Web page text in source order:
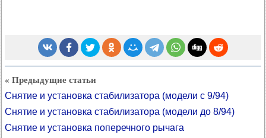
« Предыдущие статьи
Снятие и установка стабилизатора (модели с 9/94)
Снятие и установка стабилизатора (модели до 8/94)
Снятие и установка поперечного рычага